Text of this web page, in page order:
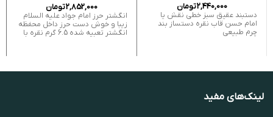
2,440,000تومان
دستبند عقیق سبز خطی نقش یا
امام حسن قاب نقره دستساز بند
چرم طبیعی
2,852,000تومان
انگشتر حرز امام جواد علیه السلام
زیبا و خوش دست حرز داخل محفظه
انگشتر تعبیه شده 6.5 گرم نقره با
لینک‌های مفید